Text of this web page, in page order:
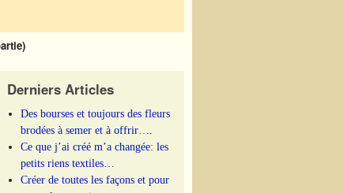
Derniers Articles
Des bourses et toujours des fleurs
brodées à semer et à offrir….
Ce que j’ai créé m’a changée: les
petits riens textiles…
Créer de toutes les façons et pour